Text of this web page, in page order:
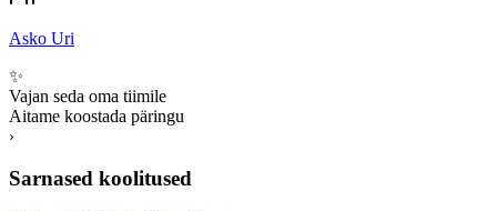
Asko Uri
✨
Vajan seda oma tiimile
Aitame koostada päringu
›
Sarnased koolitused